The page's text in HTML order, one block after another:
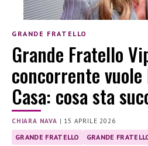
GRANDE FRATELLO
Grande Fratello
concorrente
Casa: cosa sta
CHIARA NAVA | 15 APRILE 2026
GRANDE FRATELLO GRANDE